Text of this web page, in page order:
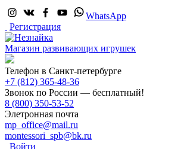
WhatsApp
Регистрация
Магазин развивающих игрушек
Телефон в Санкт-петербурге
+7 (812) 365-48-36
Звонок по России — бесплатный!
8 (800) 350-53-52
Элетронная почта
mp_office@mail.ru
montessori_spb@bk.ru
Войти